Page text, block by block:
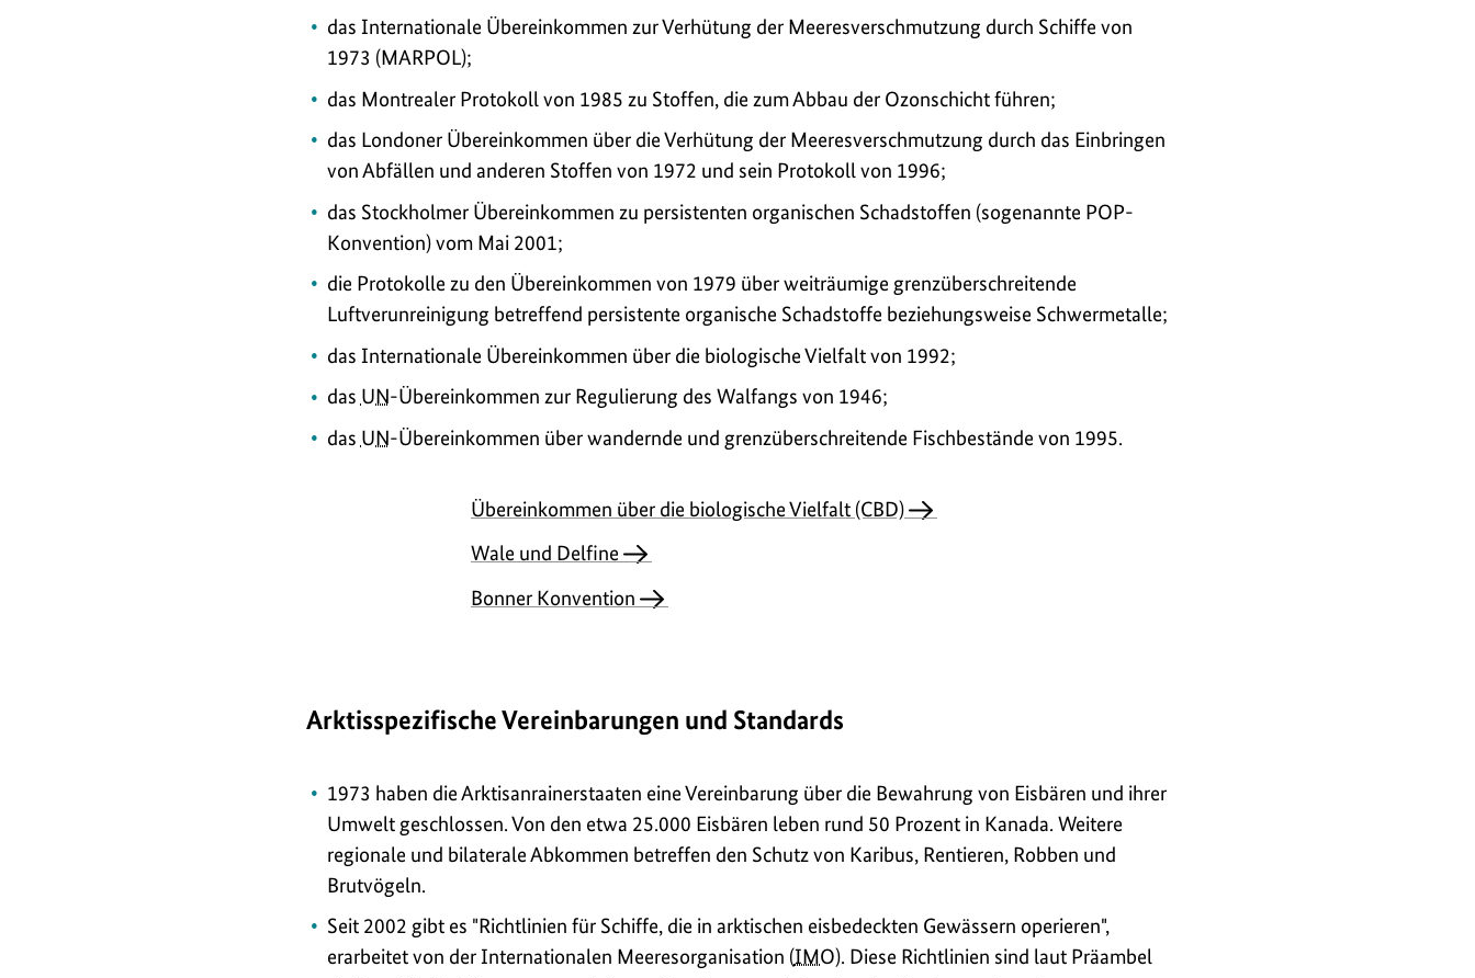
das Internationale Übereinkommen zur Verhütung der Meeresverschmutzung durch Schiffe von
1973 (MARPOL);
das Montrealer Protokoll von 1985 zu Stoffen, die zum Abbau der Ozonschicht führen;
das Londoner Übereinkommen über die Verhütung der Meeresverschmutzung durch das Einbringen
von Abfällen und anderen Stoffen von 1972 und sein Protokoll von 1996;
das Stockholmer Übereinkommen zu persistenten organischen Schadstoffen (sogenannte POP-
Konvention) vom Mai 2001;
die Protokolle zu den Übereinkommen von 1979 über weiträumige grenzüberschreitende
Luftverunreinigung betreffend persistente organische Schadstoffe beziehungsweise Schwermetalle;
das Internationale Übereinkommen über die biologische Vielfalt von 1992;
das UN-Übereinkommen zur Regulierung des Walfangs von 1946;
das UN-Übereinkommen über wandernde und grenzüberschreitende Fischbestände von 1995.
Übereinkommen über die biologische Vielfalt (CBD)
Wale und Delfine
Bonner Konvention
Arktisspezifische Vereinbarungen und Standards
1973 haben die Arktisanrainerstaaten eine Vereinbarung über die Bewahrung von Eisbären und ihrer
Umwelt geschlossen. Von den etwa 25.000 Eisbären leben rund 50 Prozent in Kanada. Weitere
regionale und bilaterale Abkommen betreffen den Schutz von Karibus, Rentieren, Robben und
Brutvögeln.
Seit 2002 gibt es "Richtlinien für Schiffe, die in arktischen eisbedeckten Gewässern operieren",
erarbeitet von der Internationalen Meeresorganisation (IMO). Diese Richtlinien sind laut Präambel